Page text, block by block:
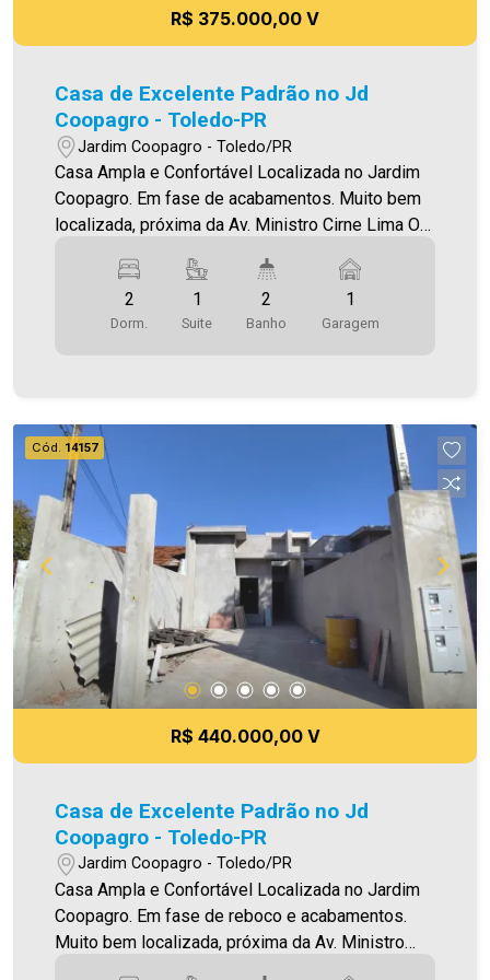
R$ 375.000,00 V
Casa de Excelente Padrão no Jd
Coopagro - Toledo-PR
Jardim Coopagro - Toledo/PR
Casa Ampla e Confortável Localizada no Jardim
Coopagro. Em fase de acabamentos. Muito bem
localizada, próxima da Av. Ministro Cirne Lima O
Cozinha (integrada com a sala de estar) - 01 suíte
- 01 quarto - 02 Banheiros (social e suíte - com
box) - Área de serviço fechada - Jardim de
Iluminação em Led Área construída 70,00m² Área
de terreno 125,00m² Aproveite essa
oportunidade! A hora de encontrar o seu novo lar
é agora! Imobiliária Ativa, sinta-se em casa! As
informações aqui prestadas são verdadeiras,
todavia, reservamo-nos o direito de corrigir
qualquer erro de digitação e ou ortografia, bem
como alteração dos preços e imagens. Fotos
meramente ilustrativas
2
Dorm.
1
Suite
2
Banho
1
Garagem
Cód. 14157
R$ 440.000,00 V
Casa de Excelente Padrão no Jd
Coopagro - Toledo-PR
Jardim Coopagro - Toledo/PR
Casa Ampla e Confortável Localizada no Jardim
Coopagro. Em fase de reboco e acabamentos.
Muito bem localizada, próxima da Av. Ministro